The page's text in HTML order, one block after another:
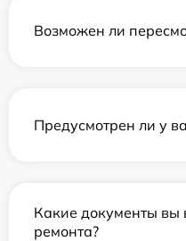
Возможен ли
Предусмотрен ли у
Какие документы вы
ремонта?